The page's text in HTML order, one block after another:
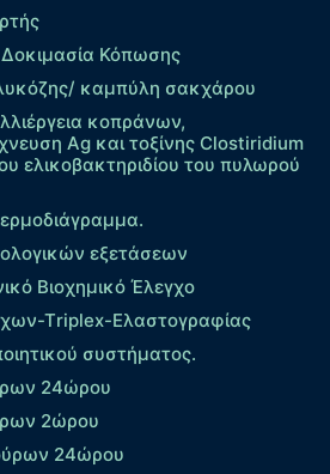
Δοκιμασία Κόπωσης
καμπύλη σακχάρου
κοπράνων,
Ag και τοξίνης Clostiridium
ελικοβακτηριδίου του πυλωρού
εξετάσεων
Βιοχημικό Έλεγχο
Τriplex-Ελαστογραφίας
συστήματος.
24ώρου
2ώρου
24ώρου